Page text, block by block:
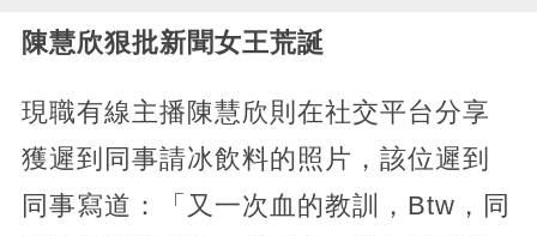
陳慧欣狠批新聞女王荒誕
現職有線主播陳慧欣則在社交平台分享
獲遲到同事請冰飲料的照片，該位遲到
同事寫道：「又一次血的教訓，Btw，同